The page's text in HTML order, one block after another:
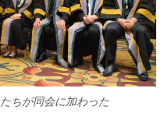
ちが同会に加わった
木 金
土
30 31
1
6 7
8
13 14
15
20 21
22